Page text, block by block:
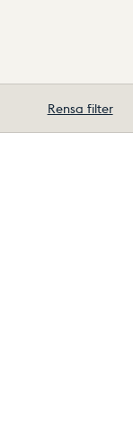
Rensa filter